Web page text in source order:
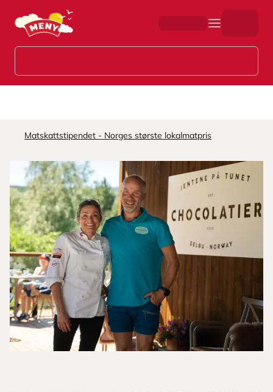
Hopp til hovedinnhold
Matskattstipendet - Norges største lokalmatpris